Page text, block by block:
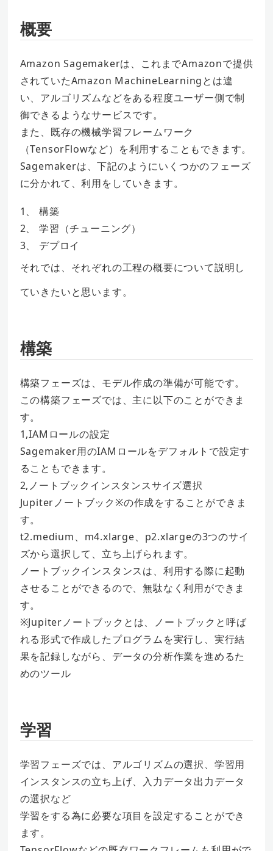
概要
Amazon Sagemakerは、これまでAmazonで提供
されていたAmazon MachineLearningとは違
い、アルゴリズムなどをある程度ユーザー側で制
御できるようなサービスです。
また、既存の機械学習フレームワーク
（TensorFlowなど）を利用することもできます。
Sagemakerは、下記のようにいくつかのフェーズ
に分かれて、利用をしていきます。
1、 構築
2、 学習（チューニング）
3、 デプロイ
それでは、それぞれの工程の概要について説明し
ていきたいと思います。
構築
構築フェーズは、モデル作成の準備が可能です。
この構築フェーズでは、主に以下のことができま
す。
1,IAMロールの設定
Sagemaker用のIAMロールをデフォルトで設定す
ることもできます。
2,ノートブックインスタンスサイズ選択
Jupiterノートブック※の作成をすることができま
す。
t2.medium、m4.xlarge、p2.xlargeの3つのサイ
ズから選択して、立ち上げられます。
ノートブックインスタンスは、利用する際に起動
させることができるので、無駄なく利用ができま
す。
※Jupiterノートブックとは、ノートブックと呼ば
れる形式で作成したプログラムを実行し、実行結
果を記録しながら、データの分析作業を進めるた
めのツール
学習
学習フェーズでは、アルゴリズムの選択、学習用
インスタンスの立ち上げ、入力データ出力データ
の選択など
学習をする為に必要な項目を設定することができ
ます。